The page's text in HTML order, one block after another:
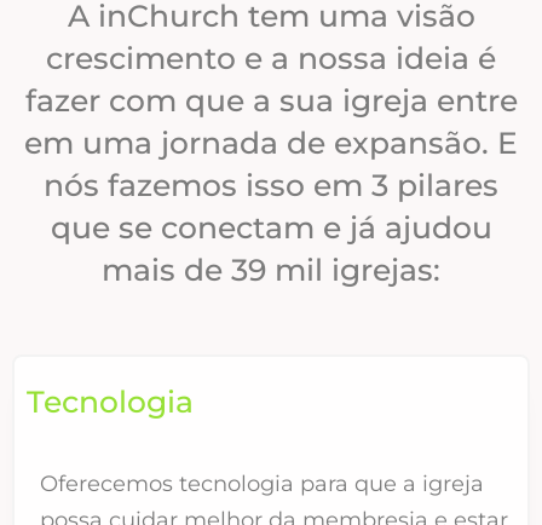
A inChurch tem uma visão
crescimento e a nossa ideia é
fazer com que a sua igreja entre
em uma jornada de expansão. E
nós fazemos isso em 3 pilares
que se conectam e já ajudou
mais de 39 mil igrejas:
Tecnologia
Oferecemos tecnologia para que a igreja